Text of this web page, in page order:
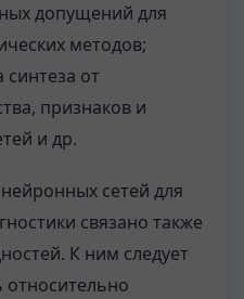
допущений для
методов;
от
признаков и
и др.
сетей для
связано также
К ним следует
относительно